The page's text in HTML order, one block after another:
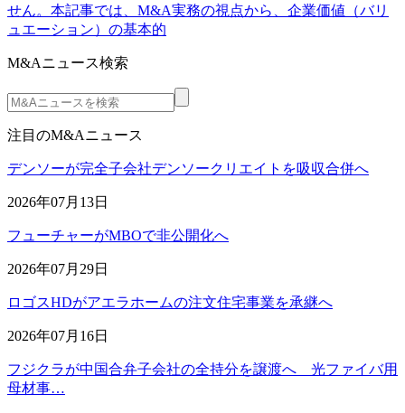
せん。本記事では、M&A実務の視点から、企業価値（バリ
ュエーション）の基本的
M&Aニュース検索
注目のM&Aニュース
デンソーが完全子会社デンソークリエイトを吸収合併へ
2026年07月13日
フューチャーがMBOで非公開化へ
2026年07月29日
ロゴスHDがアエラホームの注文住宅事業を承継へ
2026年07月16日
フジクラが中国合弁子会社の全持分を譲渡へ 光ファイバ用
母材事…